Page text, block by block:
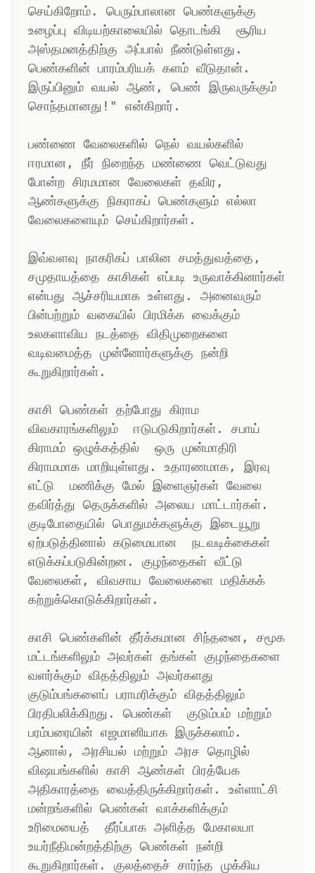
செய்கிறோம். பெரும்பாலான பெண்களுக்கு
உழைப்பு விடியற்காலையில் தொடங்கி  சூரிய
அஸ்தமனத்திற்கு அப்பால் நீண்டுள்ளது.
பெண்களின் பாரம்பரியக் களம் வீடுதான்.
இருப்பினும் வயல் ஆண், பெண் இருவருக்கும்
சொந்தமானது!" என்கிறார்.
பண்ணை வேலைகளில் நெல் வயல்களில்
ஈரமான, நீர் நிறைந்த மண்ணை வெட்டுவது
போன்ற சிரமமான வேலைகள் தவிர,
ஆண்களுக்கு நிகராகப் பெண்களும் எல்லா
வேலைகளையும் செய்கிறார்கள்.
இவ்வளவு நாகரிகப் பாலின சமத்துவத்தை,
சமுதாயத்தை காசிகள் எப்படி உருவாக்கினார்கள்
என்பது ஆச்சரியமாக உள்ளது. அனைவரும்
பின்பற்றும் வகையில் பிரமிக்க வைக்கும்
உலகளாவிய நடத்தை விதிமுறைகளை
வடிவமைத்த முன்னோர்களுக்கு நன்றி
கூறுகிறார்கள்.
காசி பெண்கள் தற்போது கிராம
விவகாரங்களிலும்  ஈடுபடுகிறார்கள். சபாய்
கிராமம் ஒழுக்கத்தில்  ஒரு முன்மாதிரி
கிராமமாக மாறியுள்ளது. உதாரணமாக, இரவு
எட்டு  மணிக்கு மேல் இளைஞர்கள் வேலை
தவிர்த்து தெருக்களில் அலைய மாட்டார்கள்.
குடிபோதையில் பொதுமக்களுக்கு இடையூறு
ஏற்படுத்தினால் கடுமையான  நடவடிக்கைகள்
எடுக்கப்படுகின்றன. குழந்தைகள் வீட்டு
வேலைகள், விவசாய வேலைகளை மதிக்கக்
கற்றுக்கொடுக்கிறார்கள்.
காசி பெண்களின் தீர்க்கமான சிந்தனை, சமூக
மட்டங்களிலும் அவர்கள் தங்கள் குழந்தைகளை
வளர்க்கும் விதத்திலும் அவர்களது
குடும்பங்களைப் பராமரிக்கும் விதத்திலும்
பிரதிபலிக்கிறது. பெண்கள்  குடும்பம் மற்றும்
பரம்பரையின் எஜமானியாக இருக்கலாம்.
ஆனால், அரசியல் மற்றும் அரச தொழில்
விஷயங்களில் காசி ஆண்கள் பிரத்யேக
அதிகாரத்தை வைத்திருக்கிறார்கள். உள்ளாட்சி
மன்றங்களில் பெண்கள் வாக்களிக்கும்
உரிமையைத்  தீர்ப்பாக அளித்த மேகாலயா
உயர்நீதிமன்றத்திற்கு பெண்கள் நன்றி
கூறுகிறார்கள். குலத்தைச் சார்ந்த முக்கிய